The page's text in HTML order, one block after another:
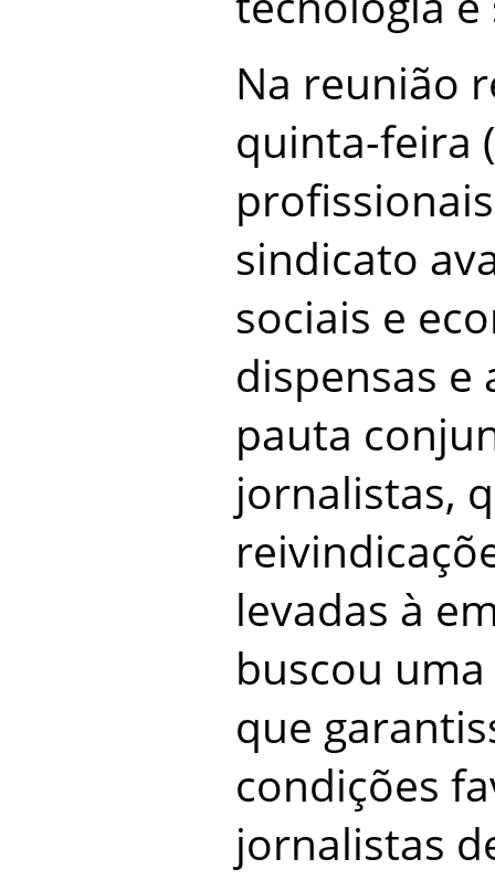
Na reunião
quinta-feira
sindicato
sociais e
dispensas
pauta
jornalistas,
levadas à
buscou
que
condições
jornalistas